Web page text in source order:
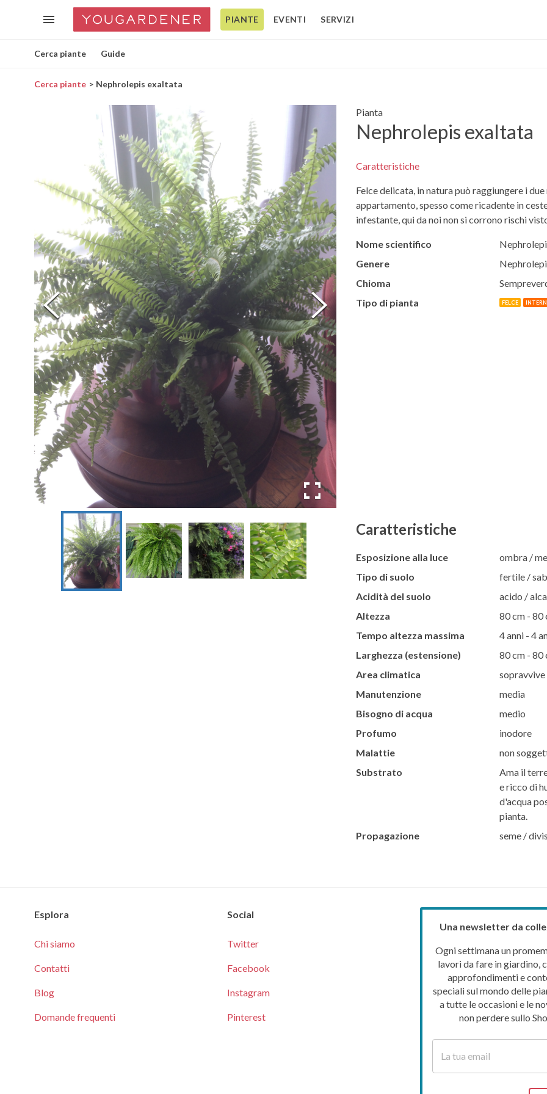
PIANTE EVENTI SERVIZI
Cerca piante Guide
Cerca piante Nephrolepis exaltata
Pianta
Nephrolepis exaltata
Caratteristiche
Felce delicata, in natura può raggiungere i
appartamento, spesso come ricadente in
infestante, qui da noi non si corrono rischi
Nome scientifico
Genere
Chioma
Tipo di pianta
FELCE
Caratteristiche
Esposizione alla luce
ombra /
Tipo di suolo
fertile /
Acidità del suolo
acido /
Altezza
80 cm - 80
Tempo altezza massima
4 anni - 4
Larghezza (estensione)
80 cm - 80
Area climatica
sopravvive
Manutenzione
media
Bisogno di acqua
medio
Profumo
inodore
Malattie
non
Substrato
Ama il
e ricco di
d'acqua
pianta.
Propagazione
seme /
Esplora
Chi siamo
Contatti
Blog
Domande frequenti
Social
Twitter
Facebook
Instagram
Pinterest
Una newsletter da
Ogni settimana un
lavori da fare in giardino,
approfondimenti e
speciali sul mondo delle
a tutte le occasioni e le
non perdere sullo